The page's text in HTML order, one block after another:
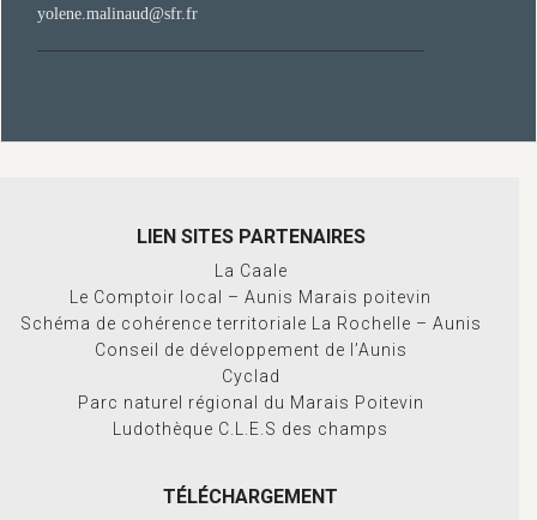
yolene.malinaud@sfr.fr
LIEN SITES PARTENAIRES
La Caale
Le Comptoir local – Aunis Marais poitevin
Schéma de cohérence territoriale La Rochelle – Aunis
Conseil de développement de l’Aunis
Cyclad
Parc naturel régional du Marais Poitevin
Ludothèque C.L.E.S des champs
TÉLÉCHARGEMENT